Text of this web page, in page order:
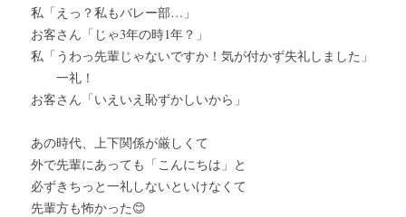
私「えっ？私もバレー部…」
お客さん「じゃ3年の時1年？」
私「うわっ先輩じゃないですか！気が付かず失礼しました」
一礼！
お客さん「いえいえ恥ずかしいから」
あの時代、上下関係が厳しくて
外で先輩にあっても「こんにちは」と
必ずきちっと一礼しないといけなくて
先輩方も怖かった😊